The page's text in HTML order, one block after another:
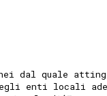
dal quale
enti locali